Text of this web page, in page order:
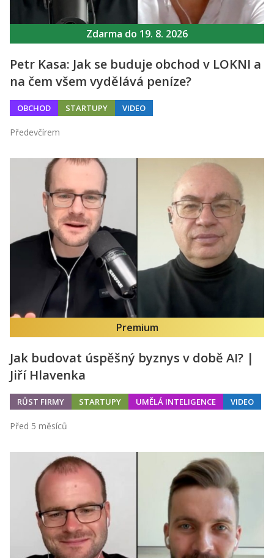
Zdarma do 19. 8. 2026
Petr Kasa: Jak se buduje obchod v LOKNI a
na čem všem vydělává peníze?
OBCHOD STARTUPY VIDEO
Předevčírem
Premium
Jak budovat úspěšný byznys v době AI? |
Jiří Hlavenka
RŮST FIRMY STARTUPY UMĚLÁ INTELIGENCE VIDEO
Před 5 měsíců